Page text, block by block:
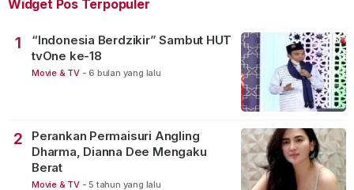
Widget Pos Terpopuler
1
“Indonesia Berdzikir” Sambut HUT
tvOne ke-18
Movie & TV - 6 bulan yang lalu
2
Perankan Permaisuri Angling
Dharma, Dianna Dee Mengaku
Berat
Movie & TV - 5 tahun yang lalu